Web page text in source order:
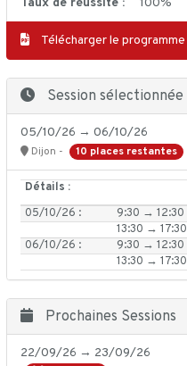
Taux de réussite : 100%
Télécharger le programme
Session sélectionnée
05/10/26 → 06/10/26
Dijon - 10 places restantes
Détails :
05/10/26 :
9:30 → 12:30
13:30 → 17:30
06/10/26 :
9:30 → 12:30
13:30 → 17:30
Prochaines Sessions
22/09/26 → 23/09/26